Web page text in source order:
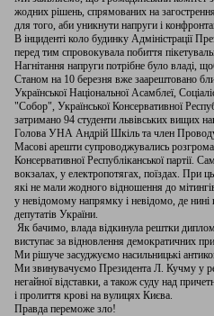
жодних рішень, спрямованих на
для того, аби уникнути напруги і
В інциденті коло будинку Адміністрації
перед тим спровокувала побиття
Нагнітання напруги потрібне було владі,
Станом на 10 березня вже заарештовано
Української Національної Асамблеї,
"Собор", Української Консервативної
затримано 94 студенти львівських вищих
Голова УНА Андрій Шкіль та член Проводу
Масові арешти супроводжувались
Консервативної Республіканської партії.
вокзалах, у електропотягах, поїздах. При
які не мали жодного відношення до
у невідомому напрямку і невідомо, де
депутатів України.
Як бачимо, влада відкинула рештки
виступає за відновлення демократичних
Ми рішуче засуджуємо насильницькі
Ми звинувачуємо Президента Л. Кучму у
негайної відставки, а також суду над
і пролиття крові на вулицях Києва.
Правда переможе зло!